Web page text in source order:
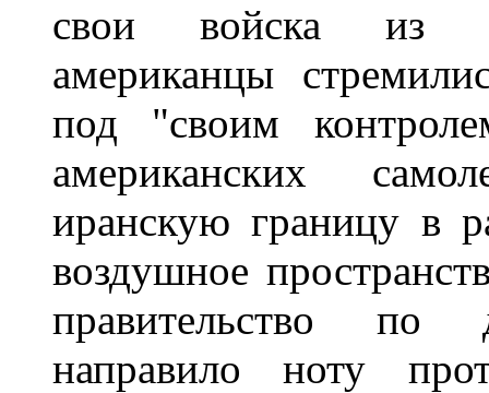
свои войска из
американцы
под "своим
американских
иранскую границу в
воздушное
правительство по
направило ноту